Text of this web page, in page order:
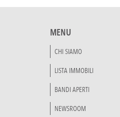
MENU
CHI SIAMO
LISTA IMMOBILI
BANDI APERTI
NEWSROOM